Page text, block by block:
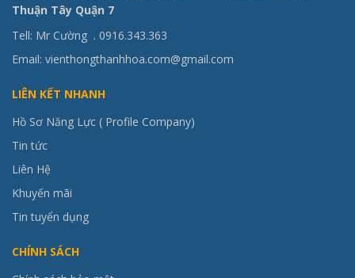
Thuận Tây Quận 7
Tell: Mr Cường . 0916.343.363
Email: vienthongthanhhoa.com@gmail.com
LIÊN KẾT NHANH
Hồ Sơ Năng Lực ( Profile Company)
Tin tức
Liên Hệ
Khuyến mãi
Tin tuyển dụng
CHÍNH SÁCH